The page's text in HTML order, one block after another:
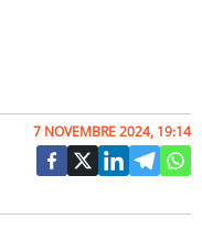
7 NOVEMBRE 2024, 19:14